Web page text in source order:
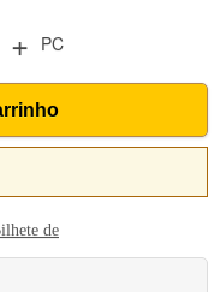
+ PC
de